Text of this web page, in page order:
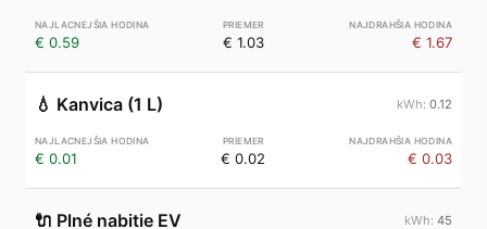
€ 0.59 € 1.03 € 1.67
💧 Kanvica (1 L) 0.12
€ 0.01 € 0.02 € 0.03
🔌 Plné nabitie EV 45